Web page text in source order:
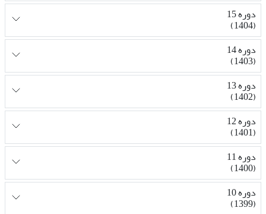
دوره 15
(1404)
دوره 14
(1403)
دوره 13
(1402)
دوره 12
(1401)
دوره 11
(1400)
دوره 10
(1399)